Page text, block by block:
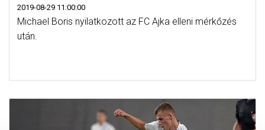
2019-08-29 11:00:00
Michael Boris nyilatkozott az FC Ajka elleni mérkőzés
után.